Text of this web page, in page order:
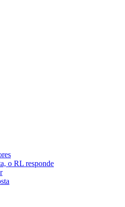
o RL responde